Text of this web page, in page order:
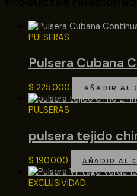
PULSERAS
Pulsera Cubana
$ 225.000 AÑADIR AL
PULSERAS
pulsera tejido
$ 190.000 AÑADIR AL
EXCLUSIVIDAD